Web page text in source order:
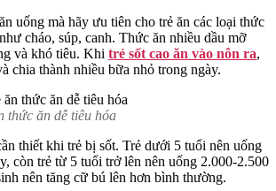
uống mà hãy ưu tiên cho trẻ ăn các loại thức
cháo, súp, canh. Thức ăn nhiều dầu mỡ
và khó tiêu. Khi trẻ sốt cao ăn vào nôn ra,
chia thành nhiều bữa nhỏ trong ngày.
thức ăn dễ tiêu hóa
thiết khi trẻ bị sốt. Trẻ dưới 5 tuổi nên uống
còn trẻ từ 5 tuổi trở lên nên uống 2.000-2.500
nên tăng cữ bú lên hơn bình thường.